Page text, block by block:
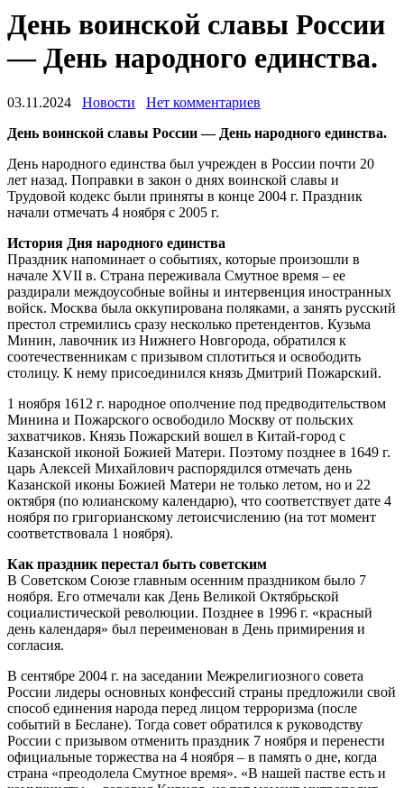
День воинской славы России
— День народного единства.
03.11.2024 Новости
Нет комментариев
День воинской славы России — День народного единства.
День народного единства был учрежден в России почти 20
лет назад. Поправки в закон о днях воинской славы и
Трудовой кодекс были приняты в конце 2004 г. Праздник
начали отмечать 4 ноября с 2005 г.
История Дня народного единства
Праздник напоминает о событиях, которые произошли в
начале XVII в. Страна переживала Смутное время – ее
раздирали междоусобные войны и интервенция иностранных
войск. Москва была оккупирована поляками, а занять русский
престол стремились сразу несколько претендентов. Кузьма
Минин, лавочник из Нижнего Новгорода, обратился к
соотечественникам с призывом сплотиться и освободить
столицу. К нему присоединился князь Дмитрий Пожарский.
1 ноября 1612 г. народное ополчение под предводительством
Минина и Пожарского освободило Москву от польских
захватчиков. Князь Пожарский вошел в Китай-город с
Казанской иконой Божией Матери. Поэтому позднее в 1649 г.
царь Алексей Михайлович распорядился отмечать день
Казанской иконы Божией Матери не только летом, но и 22
октября (по юлианскому календарю), что соответствует дате 4
ноября по григорианскому летоисчислению (на тот момент
соответствовала 1 ноября).
Как праздник перестал быть советским
В Советском Союзе главным осенним праздником было 7
ноября. Его отмечали как День Великой Октябрьской
социалистической революции. Позднее в 1996 г. «красный
день календаря» был переименован в День примирения и
согласия.
В сентябре 2004 г. на заседании Межрелигиозного совета
России лидеры основных конфессий страны предложили свой
способ единения народа перед лицом терроризма (после
событий в Беслане). Тогда совет обратился к руководству
России с призывом отменить праздник 7 ноября и перенести
официальные торжества на 4 ноября – в память о дне, когда
страна «преодолела Смутное время». «В нашей пастве есть и